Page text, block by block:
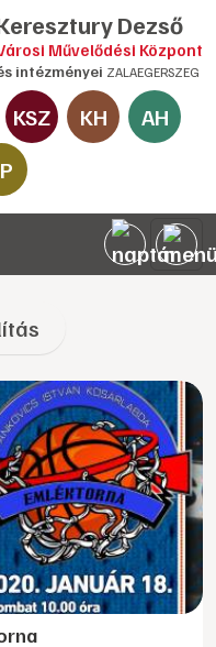
Dezső
Művelődési Központ
intézményei ZALAEGERSZEG
KSZ KH
AH